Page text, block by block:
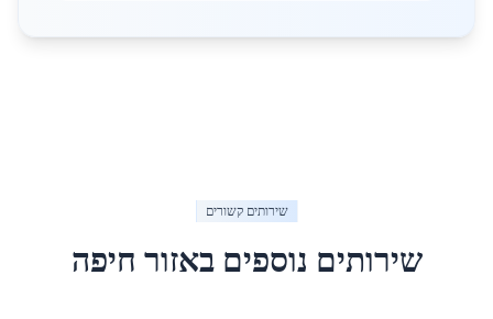
שירותים קשורים
שירותים נוספים באזור חיפה